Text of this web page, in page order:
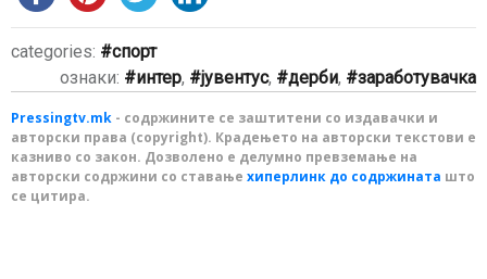
categories:
спорт
ознаки:
интер, јувентус, дерби, заработувачка
Pressingtv.mk - содржините се заштитени со издавачки и
авторски права (copyright). Крадењето на авторски текстови е
казниво со закон. Дозволено е делумно превземање на
авторски содржини со ставање хиперлинк до содржината што
се цитира.